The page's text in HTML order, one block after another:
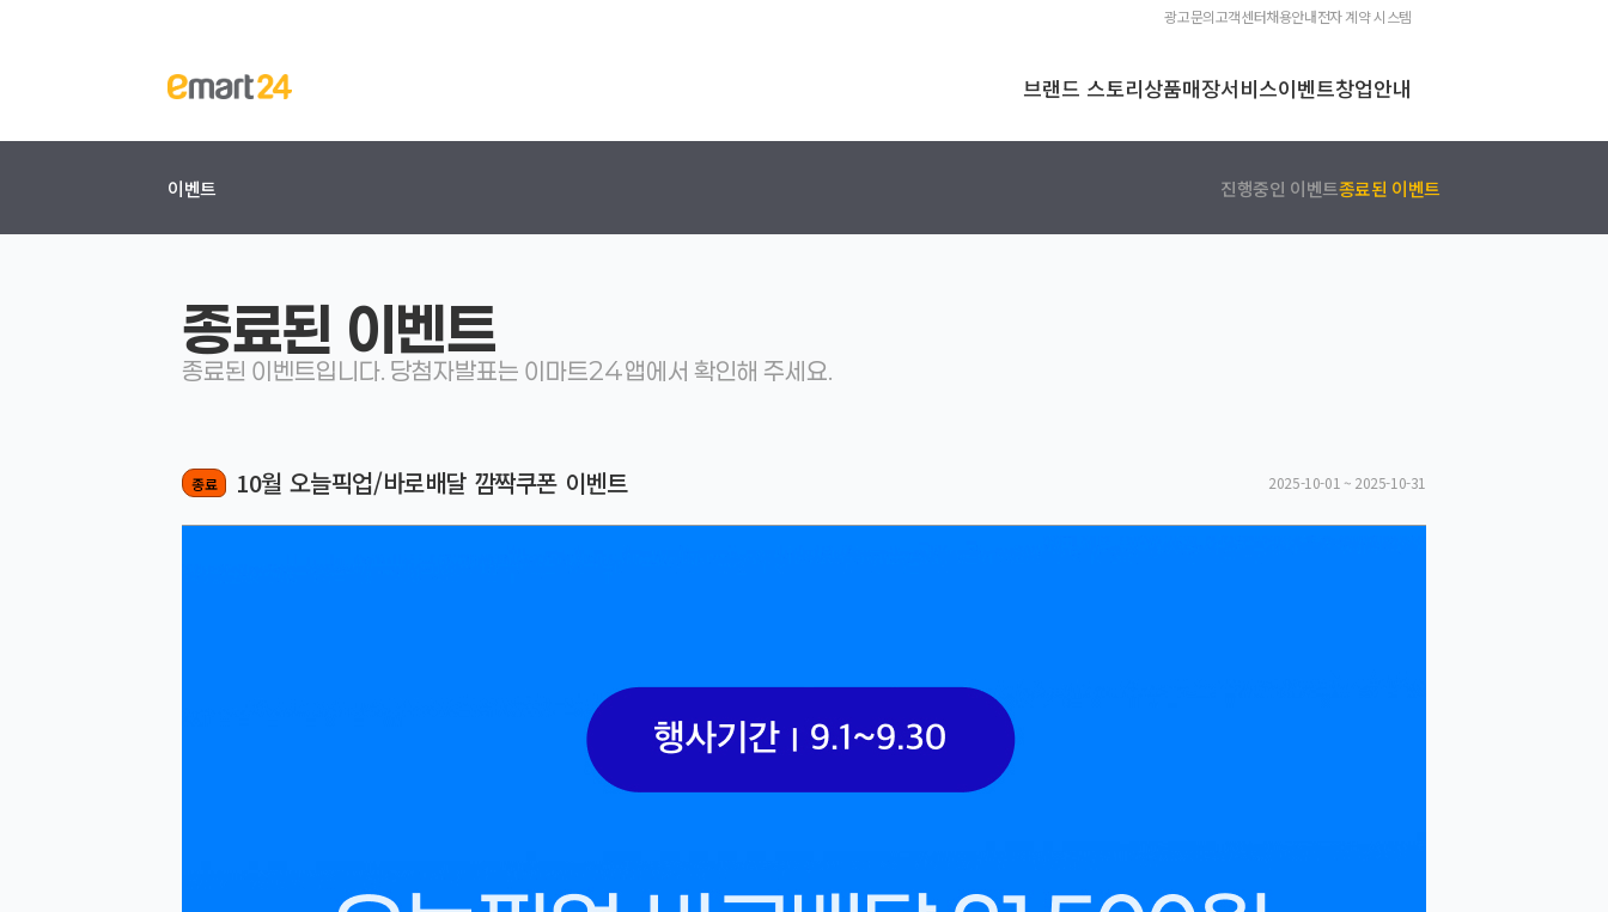
광고문의고객센터채용안내전자 계약 시스템
브랜드 스토리상품매장서비스이벤트창업안내
이벤트 진행중인 이벤트종료된 이벤트
종료된 이벤트
종료된 이벤트입니다. 당첨자발표는 이마트24 앱에서 확인해 주세요.
종료 10월 오늘픽업/바로배달 깜짝쿠폰 이벤트 2025-10-01 ~ 2025-10-31